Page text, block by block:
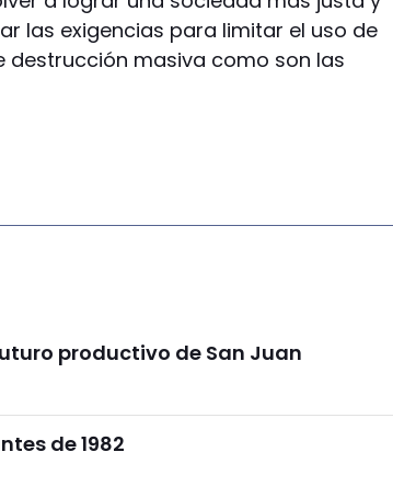
las exigencias para limitar el uso de
masiva como son las
productivo de San Juan
de 1982